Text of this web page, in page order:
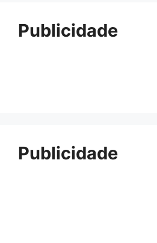
Publicidade
Publicidade